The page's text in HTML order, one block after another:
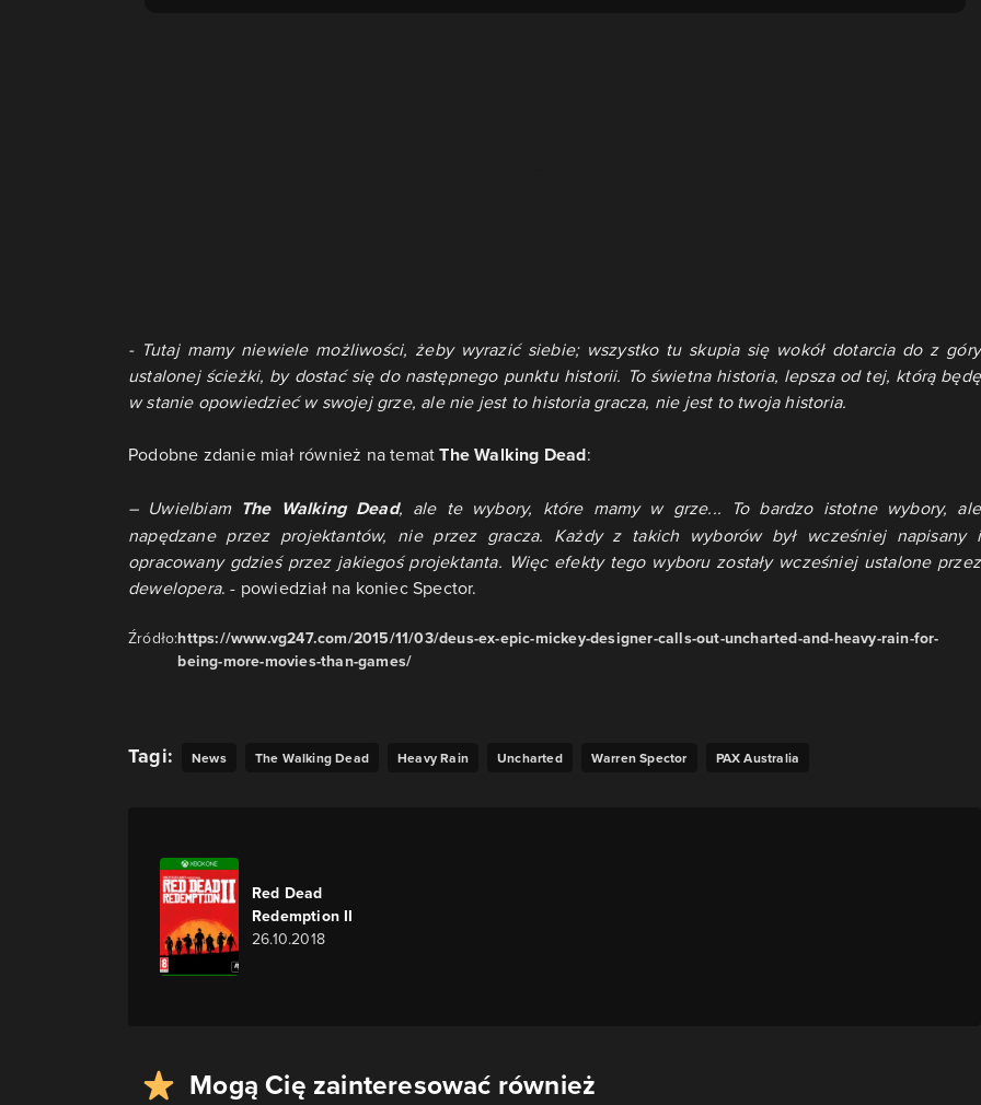
- Tutaj mamy niewiele możliwości, żeby wyrazić siebie; wszystko tu skupia się wokół dotarcia do z góry
ustalonej ścieżki, by dostać się do następnego punktu historii. To świetna historia, lepsza od tej, którą będę
w stanie opowiedzieć w swojej grze, ale nie jest to historia gracza, nie jest to twoja historia.
Podobne zdanie miał również na tematThe Walking Dead:
– Uwielbiam The Walking Dead, ale te wybory, które mamy w grze... To bardzo istotne wybory, ale
napędzane przez projektantów, nie przez gracza. Każdy z takich wyborów był wcześniej napisany i
opracowany gdzieś przez jakiegoś projektanta. Więc efekty tego wyboru zostały wcześniej ustalone przez
dewelopera. - powiedział na koniec Spector.
Źródło:https://www.vg247.com/2015/11/03/deus-ex-epic-mickey-designer-calls-out-uncharted-and-heavy-rain-for-
being-more-movies-than-games/
Tagi: News The Walking Dead Heavy Rain Uncharted Warren Spector PAX Australia
Red Dead
Redemption II
26.10.2018
Mogą Cię zainteresować również